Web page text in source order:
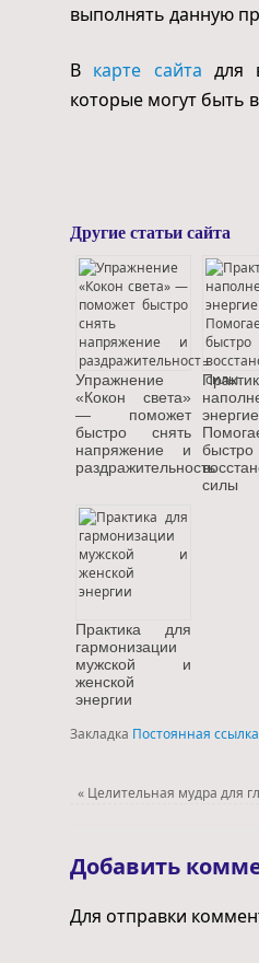
выполнять данную
В карте сайта для
которые могут быть
Другие статьи сайта
Упражнение
«Кокон света»
— поможет
быстро снять
напряжение и
раздражительность
быстро
силы
Практика для
гармонизации
мужской и
женской
энергии
Закладка Постоянная ссылка
«Целительная мудра для
Добавить
Для отправки